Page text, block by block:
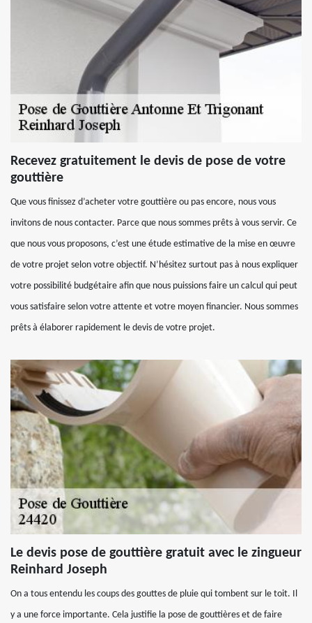
Recevez gratuitement le devis de pose de votre
gouttière
Que vous finissez d’acheter votre gouttière ou pas encore, nous vous
invitons de nous contacter. Parce que nous sommes prêts à vous servir. Ce
que nous vous proposons, c’est une étude estimative de la mise en œuvre
de votre projet selon votre objectif. N’hésitez surtout pas à nous expliquer
votre possibilité budgétaire afin que nous puissions faire un calcul qui peut
vous satisfaire selon votre attente et votre moyen financier. Nous sommes
prêts à élaborer rapidement le devis de votre projet.
Le devis pose de gouttière gratuit avec le zingueur
Reinhard Joseph
On a tous entendu les coups des gouttes de pluie qui tombent sur le toit. Il
y a une force importante. Cela justifie la pose de gouttières et de faire